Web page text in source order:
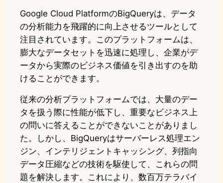
Google Cloud PlatformのBigQueryは、データ
の分析能力を飛躍的に向上させるツールとして
注目されています。このプラットフォームは、
膨大なデータセットを迅速に処理し、企業がデ
ータから実際のビジネス価値を引き出すのを助
けることができます。
従来の分析プラットフォームでは、大量のデー
タを扱う際に性能が低下し、重要なビジネス上
の問いに答えることができないことがありまし
た。しかし、BigQueryはサーバーレス処理エン
ジン、インテリジェントキャッシング、列指向
データ圧縮などの技術を駆使して、これらの問
題を解決します。これにより、数百万テラバイ